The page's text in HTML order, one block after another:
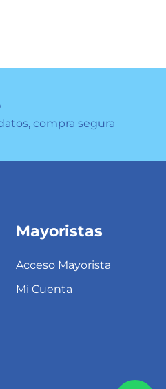
compra segura
Mayoristas
Acceso Mayorista
Mi Cuenta